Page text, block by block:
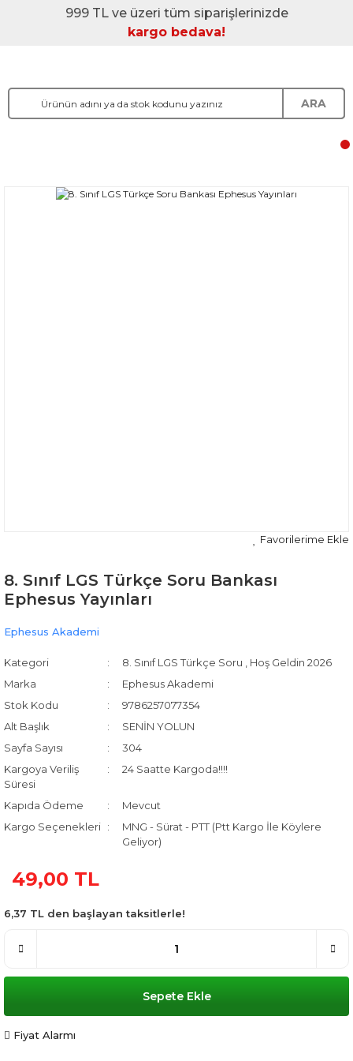
999 TL ve üzeri tüm siparişlerinizde
kargo bedava!
ARA
8. Sınıf LGS Türkçe Soru Bankası
Ephesus Yayınları
Ephesus Akademi
Kategori 8. Sınıf LGS Türkçe Soru
Hoş Geldin 2026
Marka
Ephesus Akademi
Stok Kodu
9786257077354
Alt Başlık
SENİN YOLUN
Sayfa Sayısı
304
Kargoya Veriliş
Süresi
24 Saatte Kargoda!!!!
Kapıda Ödeme
Mevcut
Kargo Seçenekleri
MNG - Sürat - PTT (Ptt Kargo İle Köylere
Geliyor)
49,00 TL
6,37 TL den başlayan taksitlerle!
Sepete Ekle
Fiyat Alarmı